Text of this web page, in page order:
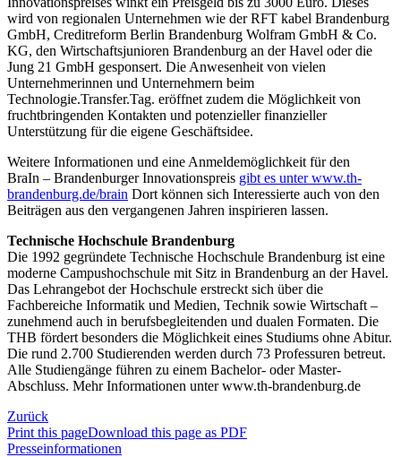
wird von regionalen Unternehmen wie der RFT kabel Brandenburg
GmbH, Creditreform Berlin Brandenburg Wolfram GmbH & Co.
KG, den Wirtschaftsjunioren Brandenburg an der Havel oder die
Jung 21 GmbH gesponsert. Die Anwesenheit von vielen
Unternehmerinnen und Unternehmern beim
Technologie.Transfer.Tag. eröffnet zudem die Möglichkeit von
fruchtbringenden Kontakten und potenzieller finanzieller
Unterstützung für die eigene Geschäftsidee.
Weitere Informationen und eine Anmeldemöglichkeit für den
BraIn – Brandenburger Innovationspreis gibt es unter www.th-
brandenburg.de/brain Dort können sich Interessierte auch von den
Beiträgen aus den vergangenen Jahren inspirieren lassen.
Technische Hochschule Brandenburg
Die 1992 gegründete Technische Hochschule Brandenburg ist eine
moderne Campushochschule mit Sitz in Brandenburg an der Havel.
Das Lehrangebot der Hochschule erstreckt sich über die
Fachbereiche Informatik und Medien, Technik sowie Wirtschaft –
zunehmend auch in berufsbegleitenden und dualen Formaten. Die
THB fördert besonders die Möglichkeit eines Studiums ohne Abitur.
Die rund 2.700 Studierenden werden durch 73 Professuren betreut.
Alle Studiengänge führen zu einem Bachelor- oder Master-
Abschluss. Mehr Informationen unter www.th-brandenburg.de
Zurück
Print this pageDownload this page as PDF
Presseinformationen